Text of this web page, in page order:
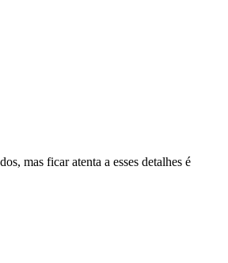
mas ficar atenta a esses detalhes é